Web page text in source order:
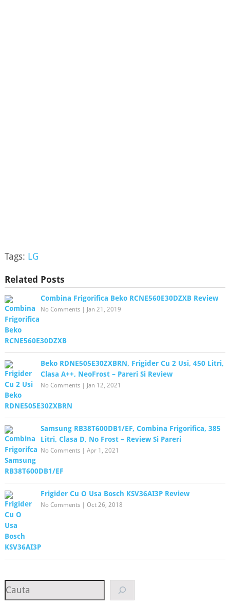
Tags: LG
Related Posts
Combina Frigorifica Beko RCNE560E30DZXB Review
No Comments| Jan 21, 2019
Beko RDNE505E30ZXBRN, Frigider Cu 2 Usi, 450 Litri,
Clasa A++, NeoFrost – Pareri Si Review
No Comments| Jan 12, 2021
Samsung RB38T600DB1/EF, Combina Frigorifica, 385
Litri, Clasa D, No Frost – Review Si Pareri
No Comments| Apr 1, 2021
Frigider Cu O Usa Bosch KSV36AI3P Review
No Comments| Oct 26, 2018
Search